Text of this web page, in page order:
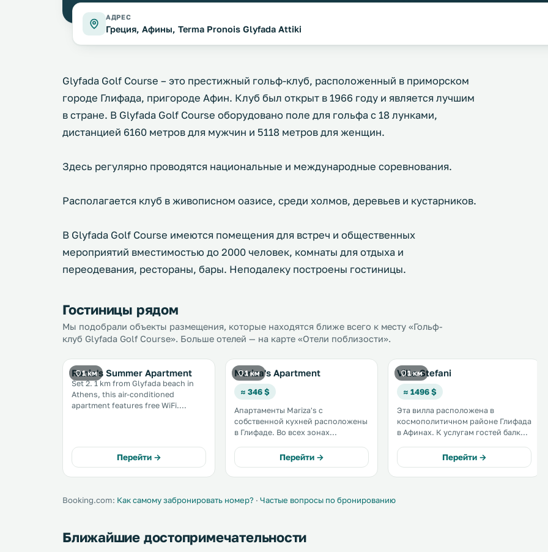
АДРЕС
Греция, Афины, Terma Pronois Glyfada Attiki
Glyfada Golf Course – это престижный гольф-клуб, расположенный в приморском
городе Глифада, пригороде Афин. Клуб был открыт в 1966 году и является лучшим
в стране. В Glyfada Golf Course оборудовано поле для гольфа с 18 лунками,
дистанцией 6160 метров для мужчин и 5118 метров для женщин.
Здесь регулярно проводятся национальные и международные соревнования.
Располагается клуб в живописном оазисе, среди холмов, деревьев и кустарников.
В Glyfada Golf Course имеются помещения для встреч и общественных
мероприятий вместимостью до 2000 человек, комнаты для отдыха и
переодевания, рестораны, бары. Неподалеку построены гостиницы.
Гостиницы рядом
Мы подобрали объекты размещения, которые находятся ближе всего к месту «Гольф-
клуб Glyfada Golf Course». Больше отелей — на карте «Отели поблизости».
1 км
Rania's Summer Apartment
Set 2. 1 km from Glyfada beach in
Athens, this air-conditioned
apartment features free WiFi.
offered. .
Перейти →
1 км
Mariza's Apartment
≈ 346 $
Апартаменты Mariza's с
собственной кухней расположены
в Глифаде. Во всех зонах
Fi. До центра Афин — 12 км. .
Перейти →
1 км
Villa Stefani
≈ 1496 $
Эта вилла расположена в
космополитичном районе Глифада
в Афинах. К услугам гостей балкон
Всего в нескольких минутах
ходьбы от виллы работают
различные магазины и рестораны.
Перейти →
Booking.com: Как самому забронировать номер? · Частые вопросы по бронированию
Ближайшие достопримечательности